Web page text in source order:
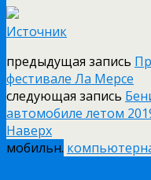
Источник
предыдущая запись
фестивале Ла Мерсе
следующая запись
автомобиле летом
Наверх
мобильн.